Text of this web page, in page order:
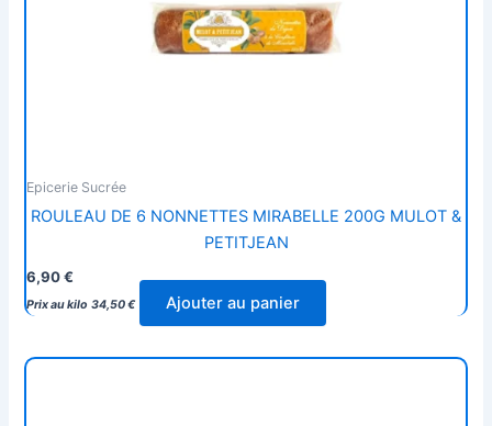
Epicerie Sucrée
ROULEAU DE 6 NONNETTES MIRABELLE 200G MULOT &
PETITJEAN
6,90€
Prix au kilo 34,50€ Ajouter au panier